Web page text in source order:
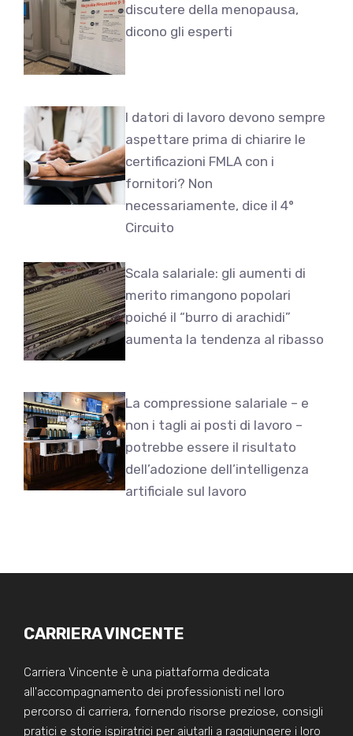
discutere della menopausa,
dicono gli esperti
I datori di lavoro devono sempre
aspettare prima di chiarire le
certificazioni FMLA con i
fornitori? Non
necessariamente, dice il 4°
Circuito
Scala salariale: gli aumenti di
merito rimangono popolari
poiché il “burro di arachidi”
aumenta la tendenza al ribasso
La compressione salariale – e
non i tagli ai posti di lavoro –
potrebbe essere il risultato
dell’adozione dell’intelligenza
artificiale sul lavoro
CARRIERA VINCENTE
Carriera Vincente è una piattaforma dedicata
all'accompagnamento dei professionisti nel loro
percorso di carriera, fornendo risorse preziose, consigli
pratici e storie ispiratrici per aiutarli a raggiungere i loro